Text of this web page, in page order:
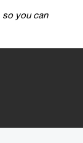
so you can